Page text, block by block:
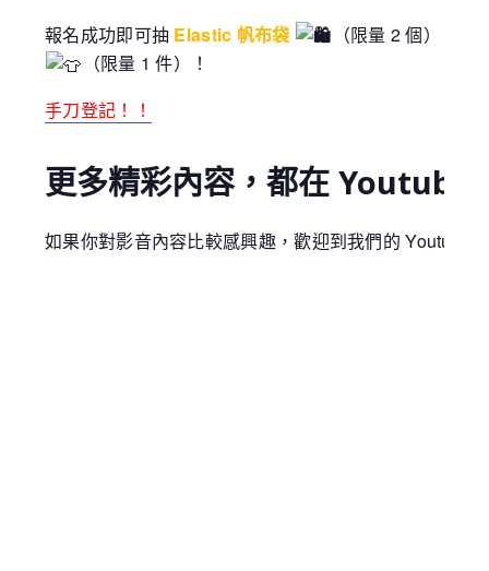
報名成功即可抽 Elastic 帆布袋
（限量 2 個）！活
（限量 1 件）！
手刀登記！！
更多精彩內容，都在 Youtube
如果你對影音內容比較感興趣，歡迎到我們的 Youtube